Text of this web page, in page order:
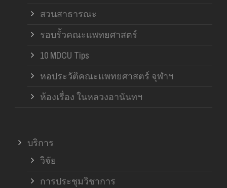
สวนสาธารณะ
รอบรั้วคณะแพทยศาสตร์
10 MDCU Tips
หอประวัติคณะแพทยศาสตร์ จุฬาฯ
ห้องเรื่อง ในหลวงอานันทฯ
บริการ
วิจัย
การประชุมวิชาการ